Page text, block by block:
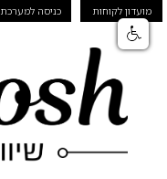
מועדון לקוחות כניסה למערכת